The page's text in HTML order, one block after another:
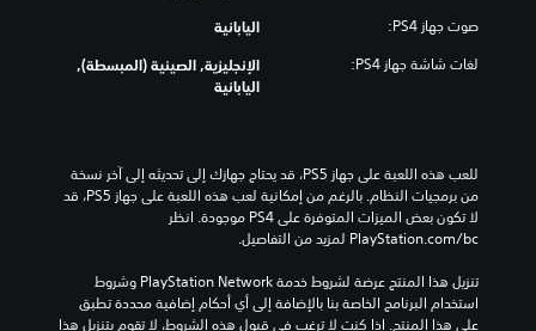
صوت جهاز PS4: اليابانية
لغات شاشة جهاز PS4:
الإنجليزية, الصينية (المبسطة),
اليابانية
‎PlayStation.com/bc لمزيد من التفاصيل.